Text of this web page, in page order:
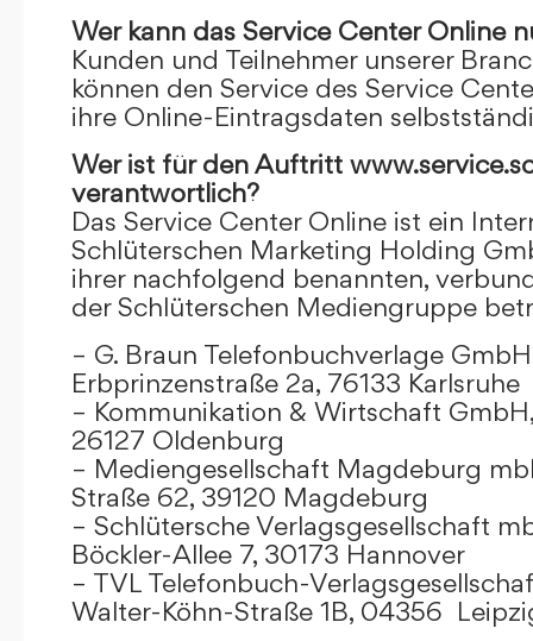
Wer kann das Service Center Online
Kunden und Teilnehmer unserer
können den Service des Service
ihre Online-Eintragsdaten
Wer ist für den Auftritt
verantwortlich?
Das Service Center Online ist ein
Schlüterschen Marketing Holding
ihrer nachfolgend benannten,
der Schlüterschen Mediengruppe
– G. Braun Telefonbuchverlage GmbH
Erbprinzenstraße 2a, 76133 Karlsruhe
– Kommunikation & Wirtschaft
26127 Oldenburg
– Mediengesellschaft Magdeburg
Straße 62, 39120 Magdeburg
– Schlütersche Verlagsgesellschaft
Böckler-Allee 7, 30173 Hannover
– TVL Telefonbuch-
Walter-Köhn-Straße 1B, 04356